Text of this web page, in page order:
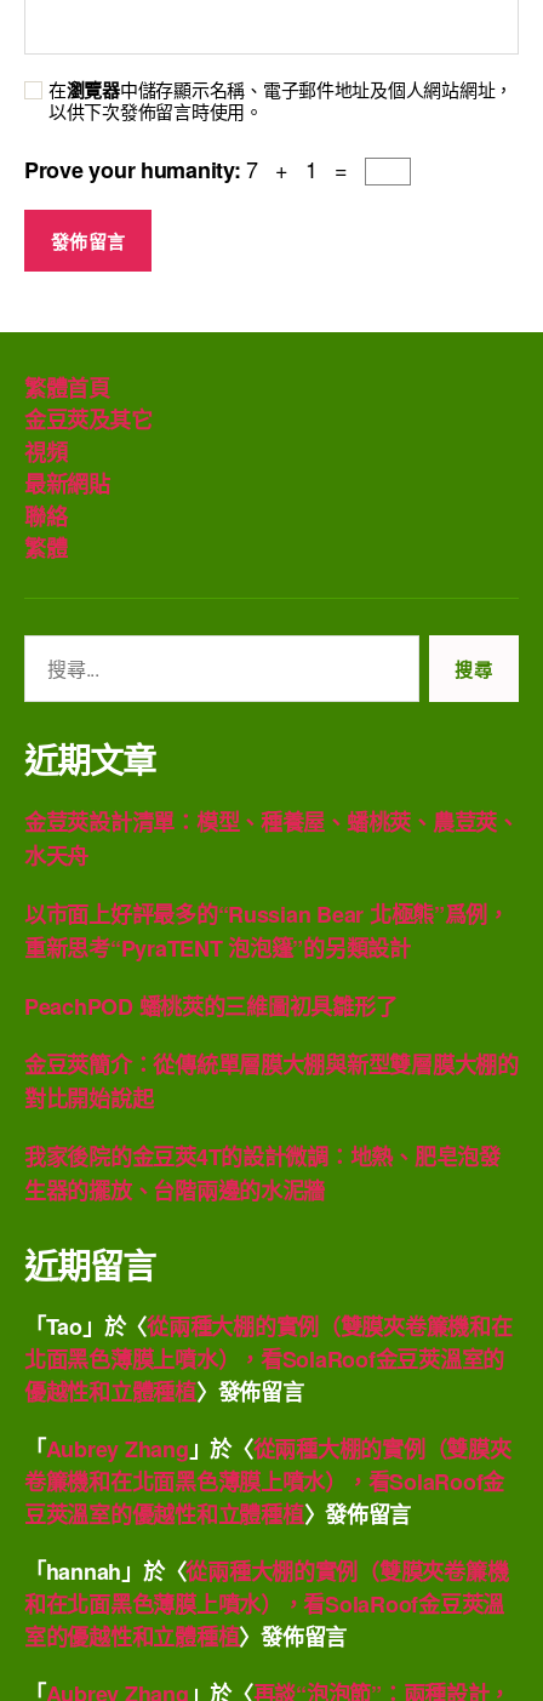
在瀏覽器中儲存顯示名稱、電子郵件地址及個人網站網址，
以供下次發佈留言時使用。
Prove your humanity:7 + 1 =
繁體首頁
金豆莢及其它
視頻
最新網貼
聯絡
繁體
鍵
字:
近期文章
金荳莢設計清單：模型、種養屋、蟠桃莢、農荳莢、
水天舟
以市面上好評最多的“Russian Bear 北極熊”爲例，
重新思考“PyraTENT 泡泡篷”的另類設計
PeachPOD 蟠桃莢的三維圖初具雛形了
金豆莢簡介：從傳統單層膜大棚與新型雙層膜大棚的
對比開始說起
我家後院的金豆莢4T的設計微調：地熱、肥皂泡發
生器的擺放、台階兩邊的水泥牆
近期留言
「Tao」於〈從兩種大棚的實例（雙膜夾卷簾機和在
北面黑色薄膜上噴水），看SolaRoof金豆莢溫室的
優越性和立體種植〉發佈留言
「Aubrey Zhang」於〈從兩種大棚的實例（雙膜夾
卷簾機和在北面黑色薄膜上噴水），看SolaRoof金
豆莢溫室的優越性和立體種植〉發佈留言
「hannah」於〈從兩種大棚的實例（雙膜夾卷簾機
和在北面黑色薄膜上噴水），看SolaRoof金豆莢溫
室的優越性和立體種植〉發佈留言
「Aubrey Zhang 」於〈再談“泡泡節”：兩種設計，